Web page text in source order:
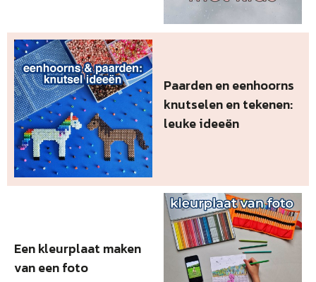
Paarden en eenhoorns
knutselen en tekenen:
leuke ideeën
Een kleurplaat maken
van een foto